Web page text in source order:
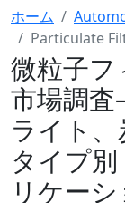
ホーム
Particulate
微粒子
市場調
ライト、
タイプ
リケー